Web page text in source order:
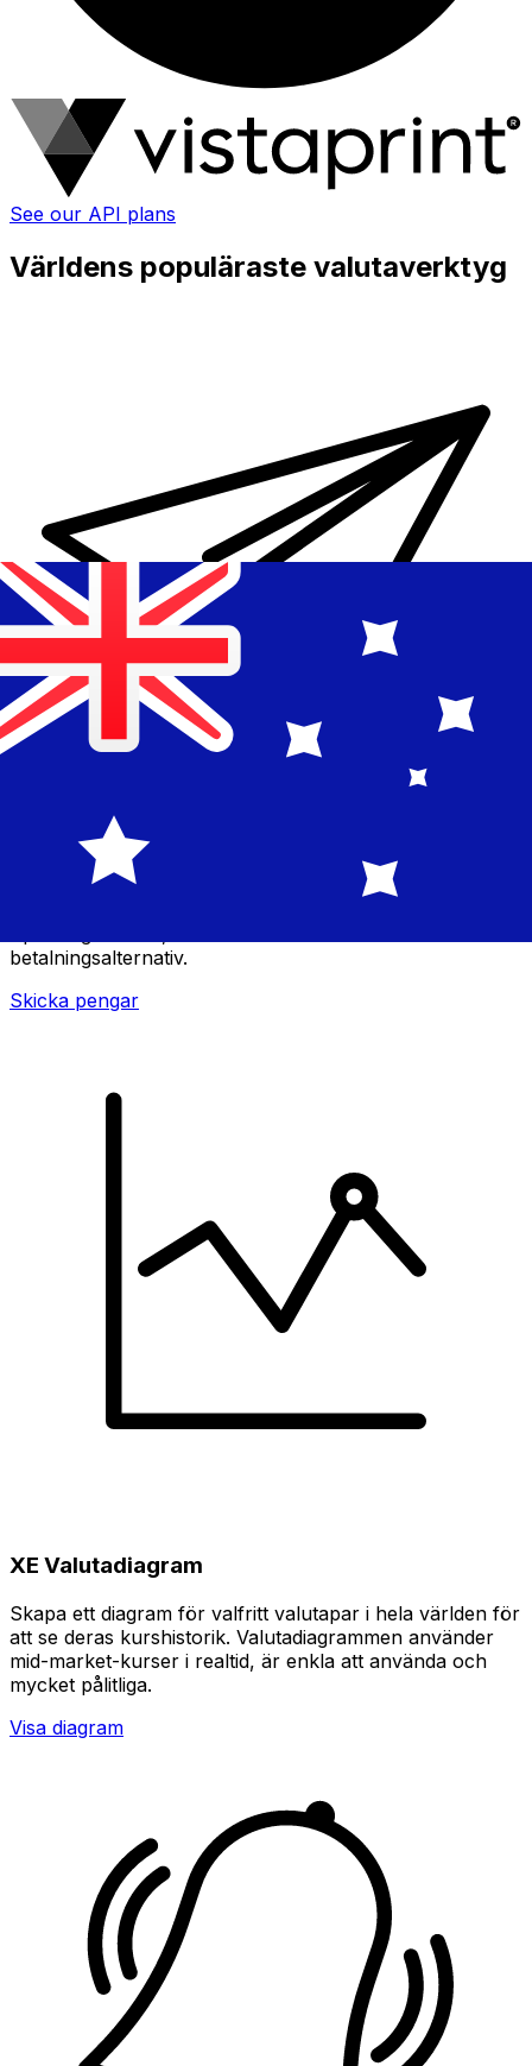
See our API plans
Världens populäraste valutaverktyg
XE Internationella valutaöverföringar
betalningsalternativ.
Skicka pengar
XE Valutadiagram
Skapa ett diagram för valfritt valutapar i hela världen för
att se deras kurshistorik. Valutadiagrammen använder
mid-market-kurser i realtid, är enkla att använda och
mycket pålitliga.
Visa diagram